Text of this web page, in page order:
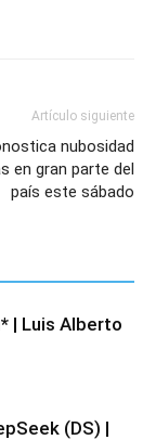
Artículo siguiente
nubosidad
en gran parte del
país este sábado
| Luis Alberto
(DS) |